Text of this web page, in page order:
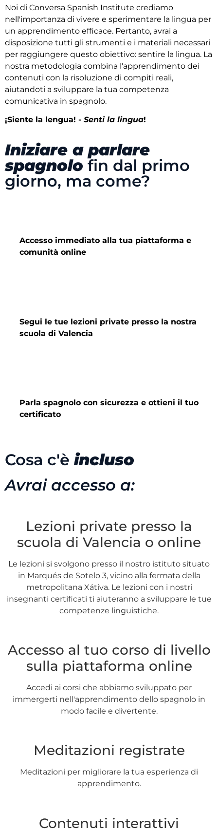
Noi di Conversa Spanish Institute crediamo
nell'importanza di vivere e sperimentare la lingua per
un apprendimento efficace. Pertanto, avrai a
disposizione tutti gli strumenti e i materiali necessari
per raggiungere questo obiettivo: sentire la lingua. La
nostra metodologia combina l'apprendimento dei
contenuti con la risoluzione di compiti reali,
aiutandoti a sviluppare la tua competenza
comunicativa in spagnolo.
¡Siente la lengua! - Senti la lingua!
Iniziare a parlare
spagnolo fin dal primo
giorno, ma come?
Accesso immediato alla tua piattaforma e
comunità online
Segui le tue lezioni private presso la nostra
scuola di Valencia
Parla spagnolo con sicurezza e ottieni il tuo
certificato
Cosa c'è incluso
Avrai accesso a:
Lezioni private presso la
scuola di Valencia o online
Le lezioni si svolgono presso il nostro istituto situato
in Marqués de Sotelo 3, vicino alla fermata della
metropolitana Xátiva. Le lezioni con i nostri
insegnanti certificati ti aiuteranno a sviluppare le tue
competenze linguistiche.
Accesso al tuo corso di livello
sulla piattaforma online
Accedi ai corsi che abbiamo sviluppato per
immergerti nell'apprendimento dello spagnolo in
modo facile e divertente.
Meditazioni registrate
Meditazioni per migliorare la tua esperienza di
apprendimento.
Contenuti interattivi